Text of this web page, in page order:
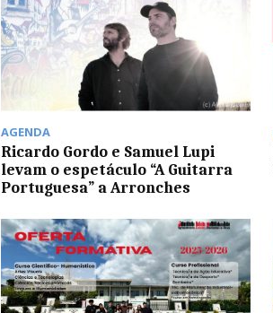
AGENDA
Ricardo Gordo e Samuel Lupi
levam o espetáculo “A Guitarra
Portuguesa” a Arronches